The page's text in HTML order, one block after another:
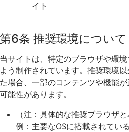
イト
第6条 推奨環境について
当サイトは、特定のブラウザや環
よう制作されています。推奨環境
た場合、一部のコンテンツや機能
可能性があります。
（注：具体的な推奨ブラウザ
例：主要なOSに搭載されてい